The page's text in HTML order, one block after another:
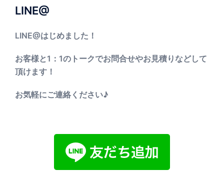
LINE@
LINE@はじめました！
お客様と1：1のトークでお問合せやお見積りなどして
頂けます！
お気軽にご連絡ください♪